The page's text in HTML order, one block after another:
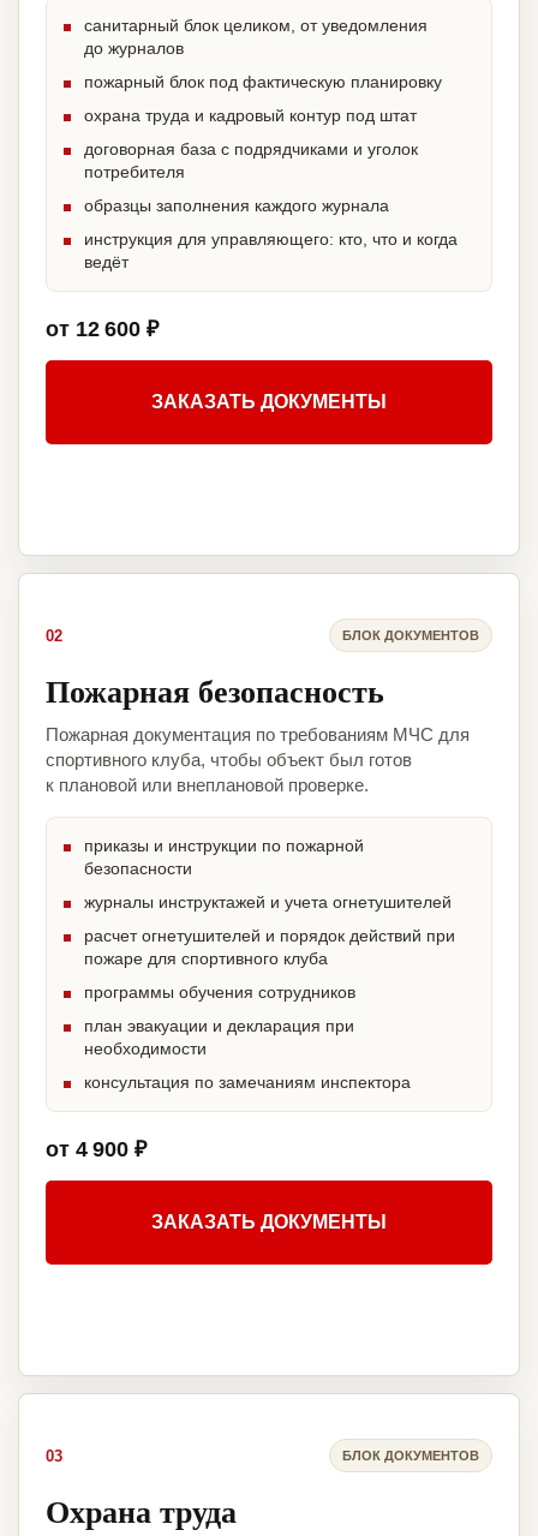
санитарный блок целиком, от уведомления
до журналов
пожарный блок под фактическую планировку
охрана труда и кадровый контур под штат
договорная база с подрядчиками и уголок
потребителя
образцы заполнения каждого журнала
инструкция для управляющего: кто, что и когда
ведёт
от 12 600 ₽
ЗАКАЗАТЬ ДОКУМЕНТЫ
02 БЛОК ДОКУМЕНТОВ
Пожарная безопасность
Пожарная документация по требованиям МЧС для
спортивного клуба, чтобы объект был готов
к плановой или внеплановой проверке.
приказы и инструкции по пожарной
безопасности
журналы инструктажей и учета огнетушителей
расчет огнетушителей и порядок действий при
пожаре для спортивного клуба
программы обучения сотрудников
план эвакуации и декларация при
необходимости
консультация по замечаниям инспектора
от 4 900 ₽
ЗАКАЗАТЬ ДОКУМЕНТЫ
03 БЛОК ДОКУМЕНТОВ
Охрана труда